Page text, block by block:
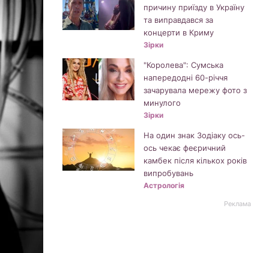
причину приїзду в Україну
та виправдався за
концерти в Криму
Зірки
"Королева": Сумська
напередодні 60-річчя
зачарувала мережу фото з
минулого
Зірки
На один знак Зодіаку ось-
ось чекає феєричний
камбек після кількох років
випробувань
Астрологія
Реклама